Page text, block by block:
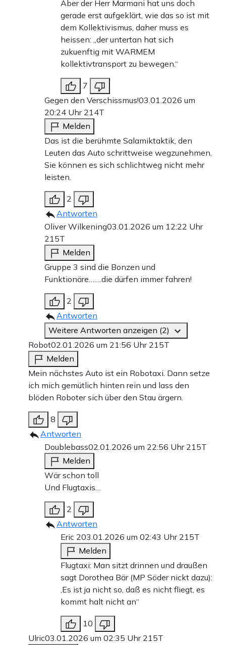
Aber der Herr Marmani hat uns doch
gerade erst aufgeklärt, wie das so ist mit
dem Kollektivismus, daher muss es
heissen: „der untertan hat sich
zukuenftig mit WARMEM
kollektivtransport zu bewegen.“
7
Gegen den Verschissmus!03.01.2026 um
20:24 Uhr 214T
Melden
Das ist die berühmte Salamiktaktik, den
Leuten das Auto schrittweise wegzunehmen.
Sie können es sich schlichtweg nicht mehr
leisten.
2
Antworten
Oliver Wilkening03.01.2026 um 12:22 Uhr
215T
Melden
Gruppe 3 sind die Bonzen und
Funktionäre…….die dürfen immer fahren!
2
Antworten
Weitere Antworten anzeigen (2)
Robot02.01.2026 um 21:56 Uhr 215T
Melden
Mein nächstes Auto ist ein Robotaxi. Dann setze
ich mich gemütlich hinten rein und lass den
blöden Roboter sich über den Stau ärgern.
8
Antworten
Doublebass02.01.2026 um 22:56 Uhr 215T
Melden
Wär schon toll
Und Flugtaxis…
2
Antworten
Eric 203.01.2026 um 02:43 Uhr 215T
Melden
Flugtaxi: Man sitzt drinnen und draußen
sagt Dorothea Bär (MP Söder nickt dazu):
‚Es ist ja nicht so, daß es nicht fliegt, es
kommt halt nicht an“
10
Ulric03.01.2026 um 02:35 Uhr 215T